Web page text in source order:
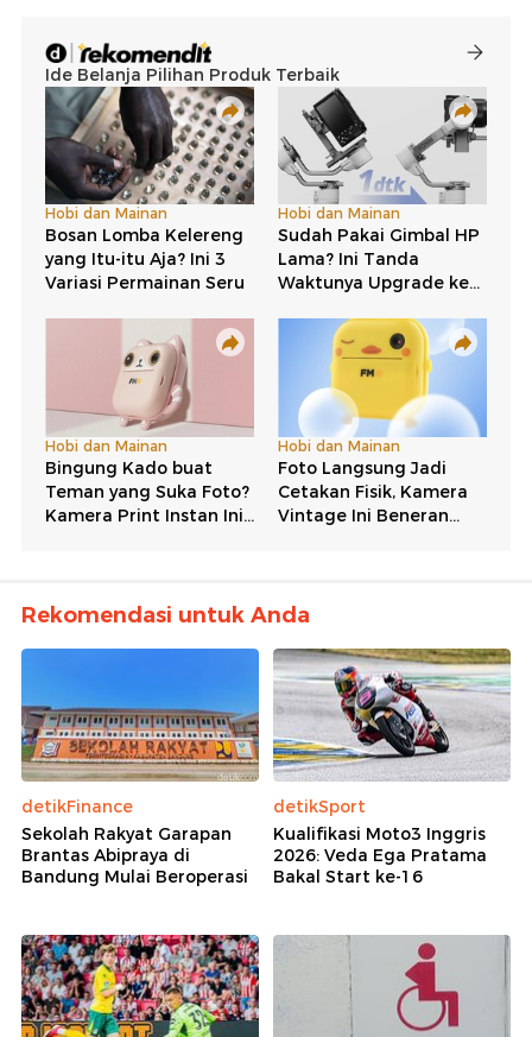
Rekomendasi untuk Anda
detikFinance
Sekolah Rakyat Garapan
Brantas Abipraya di
Bandung Mulai Beroperasi
detikSport
Kualifikasi Moto3 Inggris
2026: Veda Ega Pratama
Bakal Start ke-16